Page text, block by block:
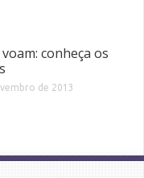
conheça os
de 2013